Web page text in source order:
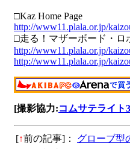
□Kaz Home Page
http://www11.plala.or.jp/
□走る！マザーボード・ロ
http://www11.plala.or.jp/
http://www11.plala.or.jp/
[撮影協力:コムサテライト
[↑前の記事]：
グローブ型